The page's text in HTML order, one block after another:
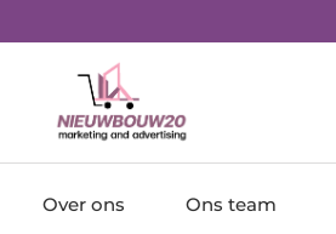
Over ons Ons team